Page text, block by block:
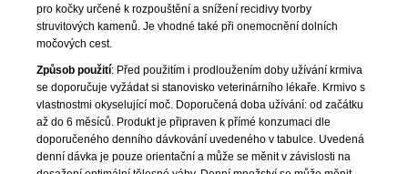
pro kočky určené k rozpouštění a snížení recidivy tvorby
struvitových kamenů. Je vhodné také při onemocnění dolních
močových cest.
Způsob použití: Před použitím i prodloužením doby užívání krmiva
se doporučuje vyžádat si stanovisko veterinárního lékaře. Krmivo s
vlastnostmi okyselující moč. Doporučená doba užívání: od začátku
až do 6 měsíců. Produkt je připraven k přímé konzumaci dle
doporučeného denního dávkování uvedeného v tabulce. Uvedená
denní dávka je pouze orientační a může se měnit v závislosti na
Původně:
277